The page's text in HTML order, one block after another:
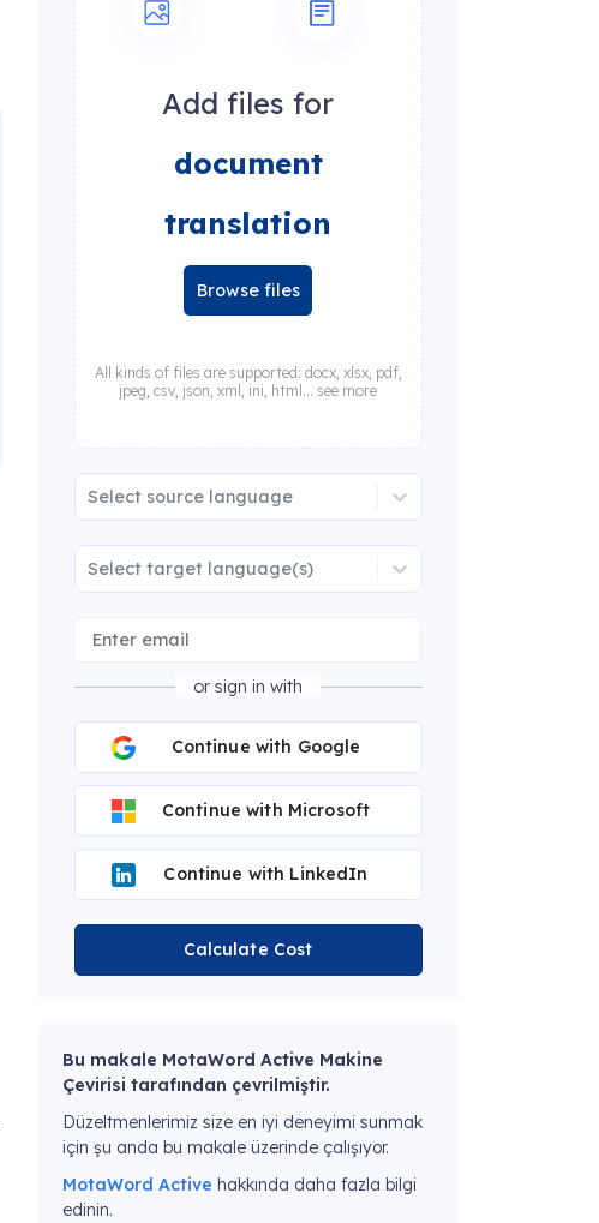
Add files for
document
translation
Browse files
All kinds of files are supported: docx, xlsx, pdf,
jpeg, csv, json, xml, ini, html... see more
Select source language
Select target language(s)
or sign in with
Continue with Google
Continue with Microsoft
Continue with LinkedIn
Calculate Cost
Bu makale MotaWord Active Makine
Çevirisi tarafından çevrilmiştir.
Düzeltmenlerimiz size en iyi deneyimi sunmak
için şu anda bu makale üzerinde çalışıyor.
MotaWord Active hakkında daha fazla bilgi
edinin.